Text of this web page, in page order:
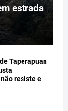
estrada
Taperapuan
resiste e